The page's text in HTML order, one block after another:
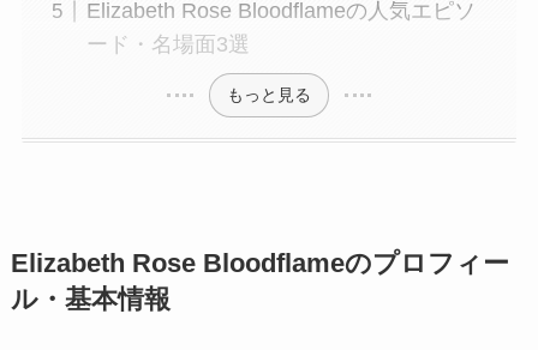
Elizabeth Rose Bloodflameの人気エピソ
ード・名場面3選
もっと見る
Elizabeth Rose Bloodflameのプロフィー
ル・基本情報